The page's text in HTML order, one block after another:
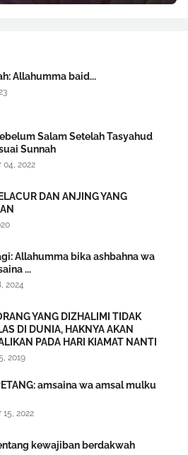
Allahumma baid...
Salam Setelah Tasyahud
Sunnah
04, 2022
DAN ANJING YANG
Allahumma bika ashbahna wa
...
2024
YANG DIZHALIMI TIDAK
DI DUNIA, HAKNYA AKAN
PADA HARI KIAMAT NANTI
2019
amsaina wa amsal mulku
2022
kewajiban berdakwah